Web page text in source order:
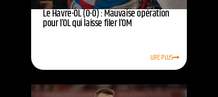
Le Havre-OL (0-0) : Mauvaise opération
pour l’OL qui laisse filer l’OM
LIRE PLUS